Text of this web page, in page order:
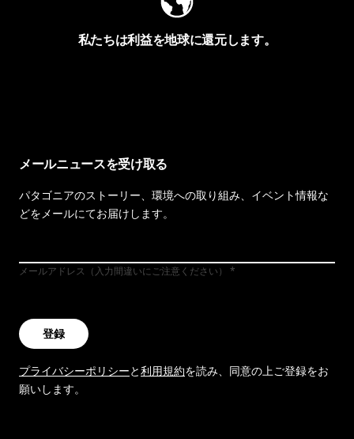
私たちは利益を地球に還元します。
メールニュースを受け取る
パタゴニアのストーリー、環境への取り組み、イベント情報な
どをメールにてお届けします。
メールアドレス（入力間違いにご注意ください）
登録
プライバシーポリシーと利用規約を読み、同意の上ご登録をお
願いします。